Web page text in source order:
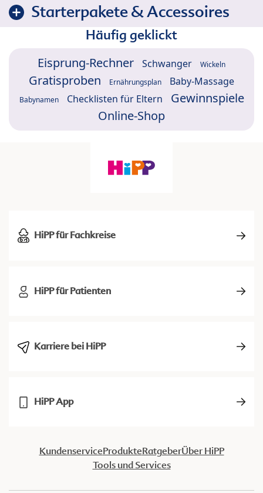
Starterpakete & Accessoires
Häufig geklickt
Eisprung-Rechner Schwanger Wickeln
Gratisproben Ernährungsplan Baby-Massage
Babynamen Checklisten für Eltern
Gewinnspiele
Online-Shop
HiPP für Fachkreise
HiPP für Patienten
Karriere bei HiPP
HiPP App
KundenserviceProdukteRatgeberÜber HiPP
Tools und Services